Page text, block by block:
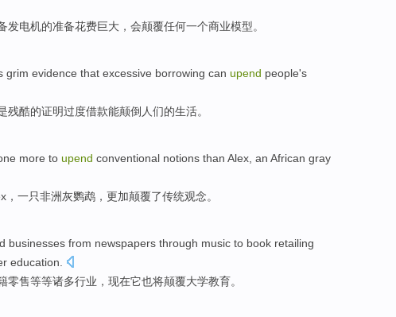
发电机的准备花费巨大， 会颠覆任何一个商业模型。
grim evidence that excessive borrowing can upend people's
残酷的证明过度借款能颠倒 人们的生活。
more to upend conventional notions than Alex an African gray
， 一只非洲灰鹦鹉 ， 更加颠覆了传统观念。
businesses from newspapers through music to book retailing
education
零售等等诸多行业 ，现在它也将颠覆大学教育。